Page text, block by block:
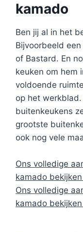
kamado
Ben jij al in het
Bijvoorbeeld
of Bastard. En
keuken om hem
voldoende
op het
buitenkeukens
grootste
ook nog vele
Ons volledige
kamado
Ons volledige
kamado